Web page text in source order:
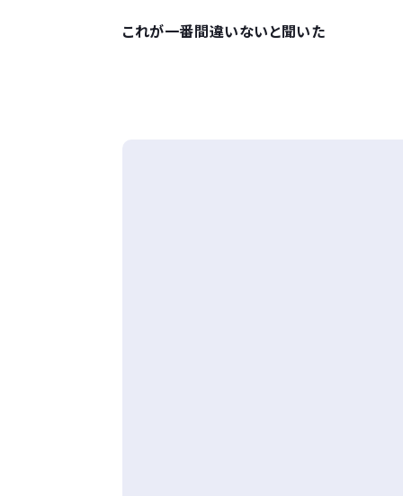
これが一番間違いないと聞いた